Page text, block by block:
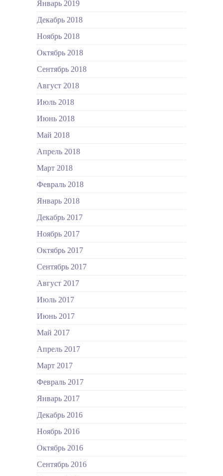
Январь 2019
Декабрь 2018
Ноябрь 2018
Октябрь 2018
Сентябрь 2018
Август 2018
Июль 2018
Июнь 2018
Май 2018
Апрель 2018
Март 2018
Февраль 2018
Январь 2018
Декабрь 2017
Ноябрь 2017
Октябрь 2017
Сентябрь 2017
Август 2017
Июль 2017
Июнь 2017
Май 2017
Апрель 2017
Март 2017
Февраль 2017
Январь 2017
Декабрь 2016
Ноябрь 2016
Октябрь 2016
Сентябрь 2016